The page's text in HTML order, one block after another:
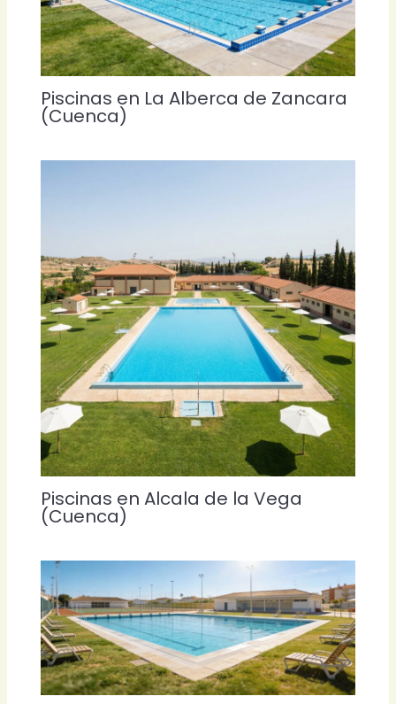
Piscinas en La Alberca de Zancara
(Cuenca)
Piscinas en Alcala de la Vega
(Cuenca)